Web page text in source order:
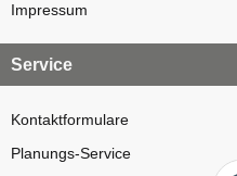
Impressum
Service
Kontaktformulare
Planungs-Service